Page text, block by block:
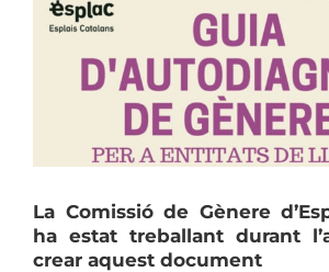
Larger
Image
La Comissió de Gènere
ha estat treballant durant
crear aquest document